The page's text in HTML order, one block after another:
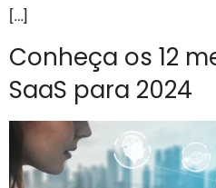
[…]
Conheça os 12
SaaS para 2024